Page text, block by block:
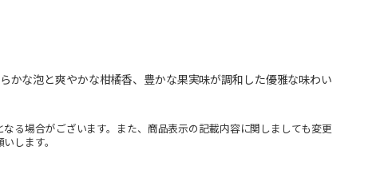
かな泡と爽やかな柑橘香、豊かな果実味が調和した優雅な味わい
る場合がございます。また、商品表示の記載内容に関しましても変更
します。